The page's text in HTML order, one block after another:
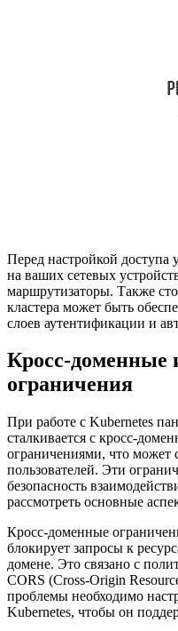
Перед настройкой доступа
на ваших сетевых
маршрутизаторы. Также
кластера может быть
слоев аутентификации и
Кросс-доменные
ограничения
При работе с Kubernetes
сталкивается с кросс-
ограничениями, что может
пользователей. Эти
безопасность
рассмотреть основные
Кросс-доменные
блокирует запросы к
домене. Это связано с
CORS (Cross-Origin
проблемы необходимо
Kubernetes, чтобы он